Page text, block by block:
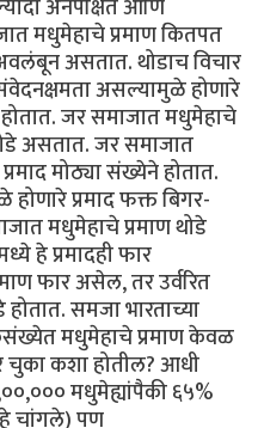
अनपेक्षित आणि
मधुमेहाचे प्रमाण कितपत
असतात. थोडाच विचार
असल्यामुळे होणारे
जर समाजात मधुमेहाचे
असतात. जर समाजात
मोठ्या संख्येने होतात.
प्रमाद फक्त बिगर-
मधुमेहाचे प्रमाण थोडे
हे प्रमादही फार
फार असेल, तर उर्वरित
होतात. समजा भारताच्या
मधुमेहाचे प्रमाण केवळ
चुका कशा होतील? आधी
मधुमेह्यांपैकी ६५%
चांगले) पण